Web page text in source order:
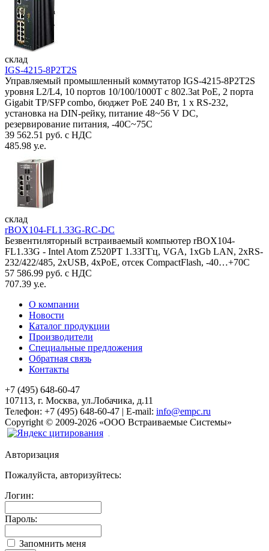
склад
IGS-4215-8P2T2S
Управляемый промышленный коммутатор IGS-4215-8P2T2S
уровня L2/L4, 10 портов 10/100/1000T с 802.3at PoE, 2 порта
Gigabit TP/SFP combo, бюджет PoE 240 Вт, 1 x RS-232,
установка на DIN-рейку, питание 48~56 V DC,
резервирование питания, -40С~75C
39 562.51 руб. с НДС
485.98 у.е.
склад
rBOX104-FL1.33G-RC-DC
Безвентиляторный встраиваемый компьютер rBOX104-
FL1.33G - Intel Atom Z520PT 1.33ГГц, VGA, 1xGb LAN, 2xRS-
232/422/485, 2xUSB, 4xPoE, отсек CompactFlash, -40…+70C
57 586.99 руб. с НДС
707.39 у.е.
О компании
Новости
Каталог продукции
Производители
Специальные предложения
Обратная связь
Контакты
+7 (495) 648-60-47
107113, г. Москва, ул.Лобачика, д.11
Телефон: +7 (495) 648-60-47 | E-mail: info@empc.ru
Copyright © 2009-2026 «ООО Встраиваемые Системы»
Авторизация
Пожалуйста, авторизуйтесь:
Логин:
Пароль:
Запомнить меня